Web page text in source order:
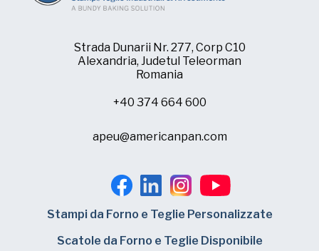
Strada Dunarii Nr. 277, Corp C10
Alexandria, Judetul Teleorman
Romania
+40 374 664 600
apeu@americanpan.com
Stampi da Forno e Teglie Personalizzate
Scatole da Forno e Teglie Disponibile